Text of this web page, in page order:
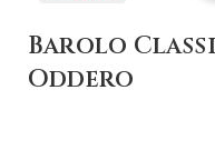
Barolo
Oddero